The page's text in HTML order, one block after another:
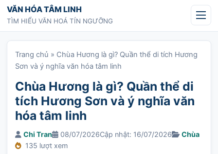
Chuyển tới nội dung
VĂN HÓA TÂM LINH
TÌM HIỂU VĂN HOÁ TÍN NGƯỠNG
Trang chủ » Chùa Hương là gì? Quần thể di tích Hương
Sơn và ý nghĩa văn hóa tâm linh
Chùa Hương là gì? Quần thể di
tích Hương Sơn và ý nghĩa văn
hóa tâm linh
Chi Tran 08/07/2026Cập nhật: 16/07/2026
Chùa
135 lượt xem